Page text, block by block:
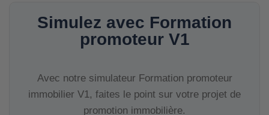
Simulez avec Formation
promoteur V1
Avec notre simulateur Formation promoteur
immobilier V1, faites le point sur votre projet de
promotion immobilière.